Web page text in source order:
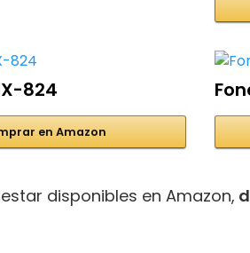
824
en Amazon
disponibles en Amazon,